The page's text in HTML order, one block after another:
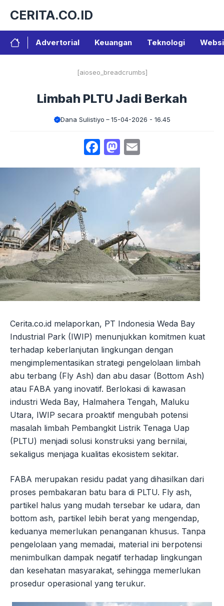
isi
CERITA.CO.ID
Advertorial Keuangan Teknologi
[aioseo_breadcrumbs]
Limbah PLTU Jadi Berkah
Dana Sulistiyo 15-04-2026 - 16.45
Facebook
Mastodon
Cerita.co.id melaporkan, PT Indonesia Weda Bay
Industrial Park (IWIP) menunjukkan komitmen kuat
terhadap keberlanjutan lingkungan dengan
mengimplementasikan strategi pengelolaan limbah
abu terbang (Fly Ash) dan abu dasar (Bottom Ash)
atau FABA yang inovatif. Berlokasi di kawasan
industri Weda Bay, Halmahera Tengah, Maluku
Utara, IWIP secara proaktif mengubah potensi
masalah limbah Pembangkit Listrik Tenaga Uap
(PLTU) menjadi solusi konstruksi yang bernilai,
sekaligus menjaga kualitas ekosistem sekitar.
FABA merupakan residu padat yang dihasilkan dari
proses pembakaran batu bara di PLTU. Fly ash,
partikel halus yang mudah tersebar ke udara, dan
bottom ash, partikel lebih berat yang mengendap,
keduanya memerlukan penanganan khusus. Tanpa
pengelolaan yang memadai, material ini berpotensi
menimbulkan dampak negatif terhadap lingkungan
dan kesehatan masyarakat, sehingga memerlukan
prosedur operasional yang terukur.